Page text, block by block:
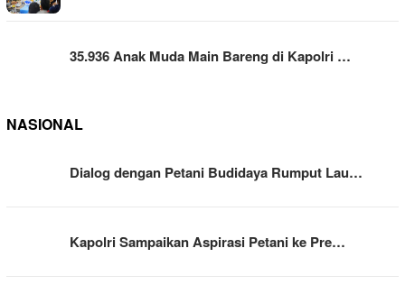
35.936 Anak Muda Main Bareng di Kapolri …
NASIONAL
Dialog dengan Petani Budidaya Rumput Lau…
Kapolri Sampaikan Aspirasi Petani ke Pre…